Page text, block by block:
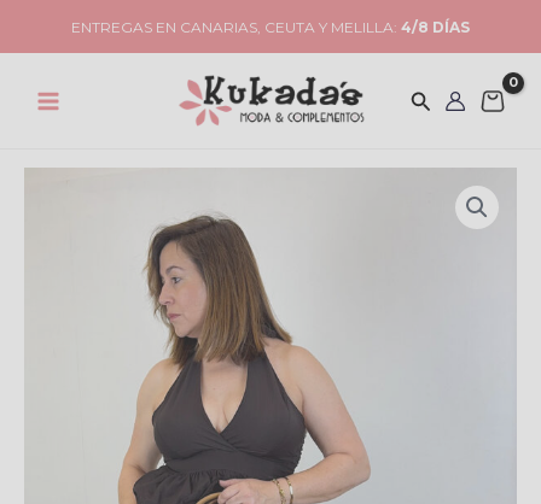
ENTREGAS EN CANARIAS, CEUTA Y MELILLA: 4/8 DÍAS